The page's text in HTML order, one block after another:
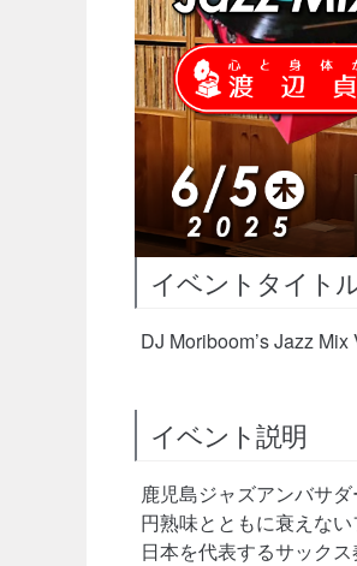
イベントタイト
DJ Moriboom’s Jazz
イベント説明
鹿児島ジャズアンバサ
円熟味とともに衰えない
日本を代表するサック